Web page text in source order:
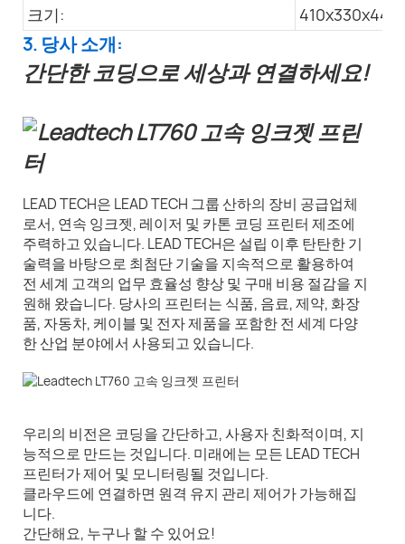
크기:
3. 당사 소개:
간단한 코딩으로 세상과 연결하세요!
LEAD TECH은 LEAD TECH 그룹 산하의 장비 공급업체
로서, 연속 잉크젯, 레이저 및 카톤 코딩 프린터 제조에
주력하고 있습니다. LEAD TECH은 설립 이후 탄탄한 기
술력을 바탕으로 최첨단 기술을 지속적으로 활용하여
전 세계 고객의 업무 효율성 향상 및 구매 비용 절감을 지
원해 왔습니다. 당사의 프린터는 식품, 음료, 제약, 화장
품, 자동차, 케이블 및 전자 제품을 포함한 전 세계 다양
한 산업 분야에서 사용되고 있습니다.
우리의 비전은 코딩을 간단하고, 사용자 친화적이며, 지
능적으로 만드는 것입니다. 미래에는 모든 LEAD TECH
프린터가 제어 및 모니터링될 것입니다.
클라우드에 연결하면 원격 유지 관리 제어가 가능해집
니다.
간단해요, 누구나 할 수 있어요!